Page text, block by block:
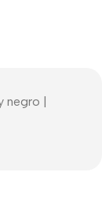
negro |